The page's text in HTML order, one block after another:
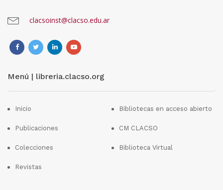
clacsoinst@clacso.edu.ar
Menú | libreria.clacso.org
Inicio
Publicaciones
Colecciones
Revistas
Bibliotecas en acceso abierto
CM CLACSO
Biblioteca Virtual